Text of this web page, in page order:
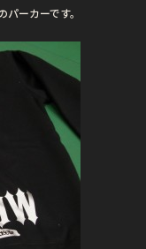
ーカーです。